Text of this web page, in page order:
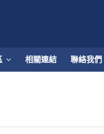
相關連結 聯絡我們